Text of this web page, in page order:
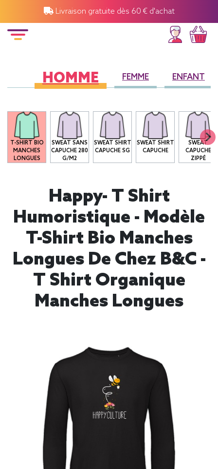
Livraison gratuite dès 60 € d'achat
HOMME FEMME ENFANT
T-SHIRT BIO
MANCHES
LONGUES
SWEAT SANS
CAPUCHE 280
G/M2
SWEAT SHIRT
CAPUCHE SG
SWEAT SHIRT
CAPUCHE
SWEAT
CAPUCHE
ZIPPÉ
Happy- T Shirt
Humoristique - Modèle
T-Shirt Bio Manches
Longues De Chez B&C -
T Shirt Organique
Manches Longues